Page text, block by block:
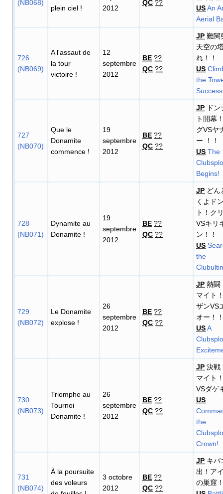
(NB068)
plein ciel !
2012
QC ??
USAn
Aerial
726
(NB069)
A l'assaut de
la tour
victoire !
12
septembre
2012
BE ??
QC ??
JP 難関
天空の
れ！！
US
the
727
(NB070)
Que le
Donamite
commence !
19
septembre
2012
BE ??
QC ??
JP ド
ト開幕
グVSヤ
ー ！！
US The
Begins!
728
(NB071)
Dynamite au
Donamite !
19
septembre
2012
BE ??
QC ??
JP どん
くよド
ト！ク
VSキリ
ン！！
US
the
729
(NB072)
Le Donamite
explose !
26
septembre
2012
BE ??
QC ??
JP 熱闘
マイト
ザンVS
オー！
USA
730
(NB073)
Triomphe au
Tournoi
Donamite !
26
septembre
2012
BE ??
QC ??
JP 決戦
マイト
VSダゲ
US
the
Crown!
731
(NB074)
À la poursuite
des voleurs
3 octobre
2012
BE ??
QC ??
JP キバ
出！ア
の巣窟